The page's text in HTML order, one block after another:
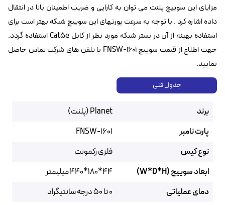
مزایای این سوییچ پلنت می توان به کارایی و ضریب اطمینان بالا در انتقال
داده اشاره کرد . با توجه به سرعت پورتهای این سوییچ شبکه بهتر است برای
استفاده بهینه از آن در بستر شبکه مورد نظر از کابل Cat5e استفاده گردد.
جهت اطلاع از قیمت سوییچ FNSW-1601 با تلفن های شرکت تماس حاصل
نمایید.
جدول فنی
برند
Planet (پلنت)
پارت نامبر
FNSW-1601
نوع کیس
فلزی رکمونت
ابعاد سوییچ (W*D*H)
44*180*440 میلیمتر
دمای عملیاتی
۰ تا ۵۰ درجه سانتیگراد